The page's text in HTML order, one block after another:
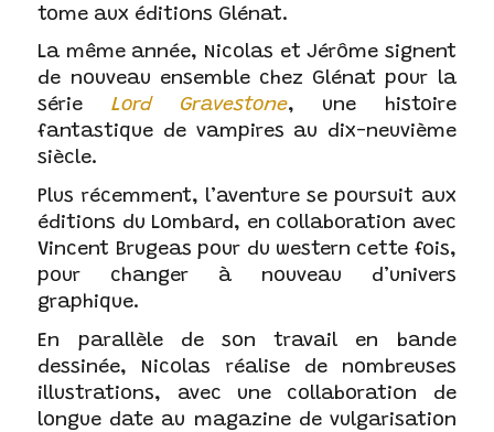
tome aux éditions Glénat.
La même année, Nicolas et Jérôme signent
de nouveau ensemble chez Glénat pour la
série Lord Gravestone, une histoire
fantastique de vampires au dix-neuvième
siècle.
Plus récemment, l’aventure se poursuit aux
éditions du Lombard, en collaboration avec
Vincent Brugeas pour du western cette fois,
pour changer à nouveau d’univers
graphique.
En parallèle de son travail en bande
dessinée, Nicolas réalise de nombreuses
illustrations, avec une collaboration de
longue date au magazine de vulgarisation